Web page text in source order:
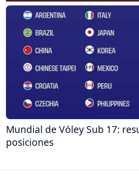
Mundial de Vóley Sub 17:
posiciones